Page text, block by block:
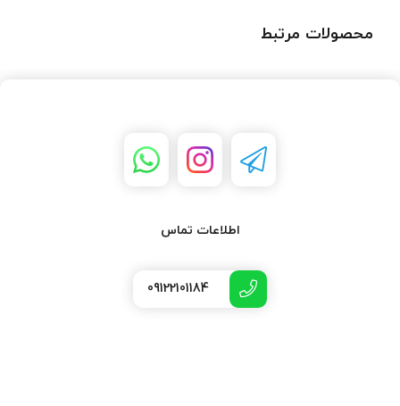
محصولات مرتبط
اطلاعات تماس
09122101184